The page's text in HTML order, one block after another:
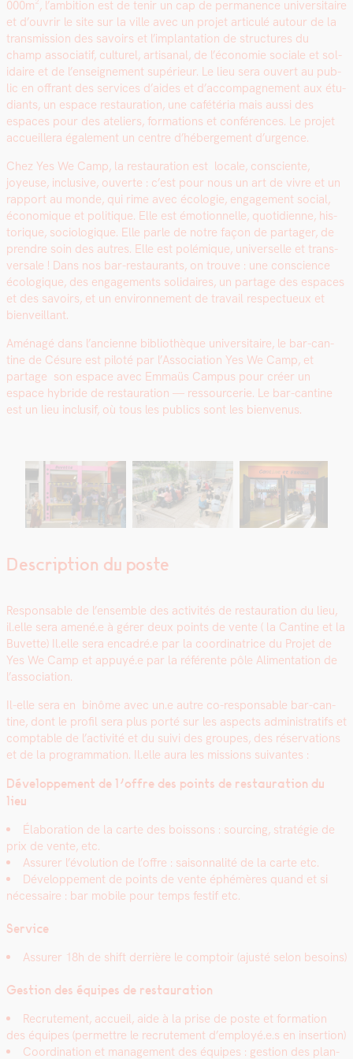
000m², l’ambition est de tenir un cap de per­ma­nence uni­ver­si­taire
et d’ou­vrir le site sur la ville avec un pro­jet artic­ulé autour de la
trans­mis­sion des savoirs et l’im­plan­ta­tion de struc­tures du
champ asso­ci­atif, cul­turel, arti­sanal, de l’é­conomie sociale et sol­
idaire et de l’en­seigne­ment supérieur. Le lieu sera ouvert au pub­
lic en offrant des ser­vices d’aides et d’ac­com­pa­g­ne­ment aux étu­
di­ants, un espace restau­ra­tion, une cafétéria mais aus­si des
espaces pour des ate­liers, for­ma­tions et con­férences. Le pro­jet
accueillera égale­ment un cen­tre d’héberge­ment d’ur­gence.
Chez Yes We Camp, la restau­ra­tion est locale, con­sciente,
joyeuse, inclu­sive, ouverte : c’est pour nous un art de vivre et un
rap­port au monde, qui rime avec écolo­gie, engage­ment social,
économique et poli­tique. Elle est émo­tion­nelle, quo­ti­di­enne, his­
torique, soci­ologique. Elle par­le de notre façon de partager, de
pren­dre soin des autres. Elle est polémique, uni­verselle et trans­
ver­sale ! Dans nos bar-restau­rants, on trou­ve : une con­science
écologique, des engage­ments sol­idaires, un partage des espaces
et des savoirs, et un envi­ron­nement de tra­vail respectueux et
bien­veil­lant.
Amé­nagé dans l’ancienne bib­lio­thèque uni­ver­si­taire, le bar-can­
tine de Césure est piloté par l’Association Yes We Camp, et
partage son espace avec Emmaüs Cam­pus pour créer un
espace hybride de restau­ra­tion — ressourcerie. Le bar-can­tine
est un lieu inclusif, où tous les publics sont les bien­venus.
Description du poste
Respon­s­able de l’ensemble des activ­ités de restau­ra­tion du lieu,
il.elle sera amené.e à gér­er deux points de vente ( la Can­tine et la
Buvette) Il.elle sera encadré.e par la coor­di­na­trice du Pro­jet de
Yes We Camp et appuyé.e par la référente pôle Ali­men­ta­tion de
l’association.
Il-elle sera en binôme avec un.e autre co-respon­s­able bar-can­
tine, dont le pro­fil sera plus porté sur les aspects admin­is­trat­ifs et
compt­able de l’activité et du suivi des groupes, des réser­va­tions
et de la pro­gram­ma­tion. Il.elle aura les mis­sions suiv­antes :
Développe­ment de l’offre des points de restau­ra­tion du
lieu
Élab­o­ra­tion de la carte des bois­sons : sourc­ing, stratégie de
prix de vente, etc.
Assur­er l’évolution de l’offre : saison­nal­ité de la carte etc.
Développe­ment de points de vente éphémères quand et si
néces­saire : bar mobile pour temps fes­tif etc.
Ser­vice
Assur­er 18h de shift der­rière le comp­toir (ajusté selon besoins)
Ges­tion des équipes de restau­ra­tion
Recrute­ment, accueil, aide à la prise de poste et for­ma­tion
des équipes (per­me­t­tre le recrute­ment d’employé.e.s en inser­tion)
Coor­di­na­tion et man­age­ment des équipes : ges­tion des plan­